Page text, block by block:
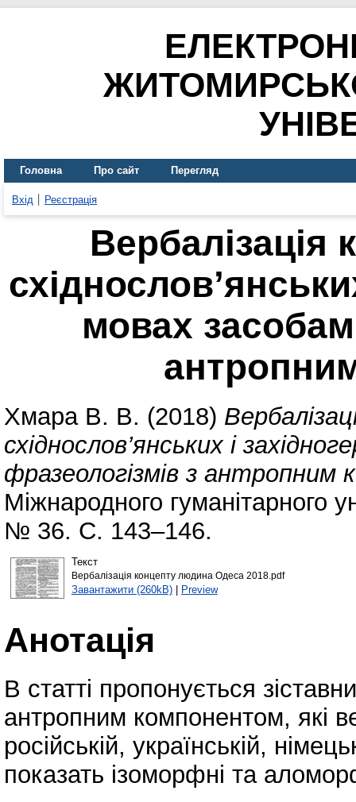
Головна Про сайт Перегляд
Вхід Реєстрація
мовах
Хмара В. В. (2018)
східнослов’янських і
фразеологізмів з антропним
Міжнародного гуманітарного
№ 36. С. 143–146.
Текст
Вербалізація концепту людина Одеса 2018.pdf
Завантажити (260kB)| Preview
Анотація
В статті пропонується
антропним компонентом, які
російській, українській,
показать ізоморфні та